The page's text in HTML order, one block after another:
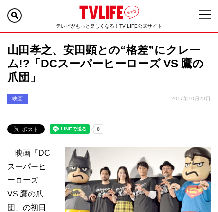
テレビがもっと楽しくなる！TV LIFE公式サイト
山田孝之、安田顕との“格差”にクレー
ム!?「DCスーパーヒーローズ VS 鷹の
爪団」
映画 2017年10月23日
映画「DC
スーパーヒ
ーローズ
VS 鷹の爪
団」の初日